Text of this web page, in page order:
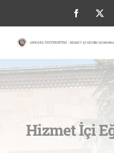
to
content
Facebook
Hizmet İçi